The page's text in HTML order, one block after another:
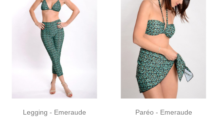
Legging - Emeraude Paréo - Emeraude